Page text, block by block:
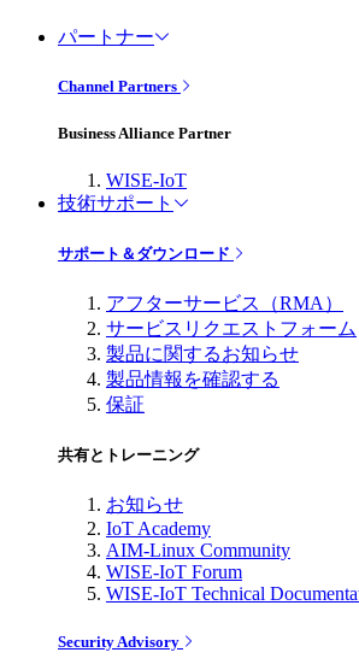
パートナー
Channel Partners
Business Alliance Partner
WISE-IoT
技術サポート
サポート＆ダウンロード
アフターサービス（RMA）
サービスリクエストフォーム
製品に関するお知らせ
製品情報を確認する
保証
共有とトレーニング
お知らせ
IoT Academy
AIM-Linux Community
WISE-IoT Forum
WISE-IoT Technical
Security Advisory